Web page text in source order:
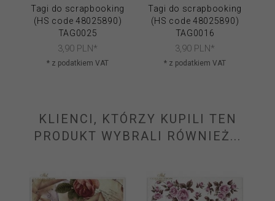
Tagi do scrapbooking
(HS code 48025890)
TAG0025
3,90 PLN*
* z podatkiem VAT
Tagi do scrapbooking
(HS code 48025890)
TAG0016
3,90 PLN*
* z podatkiem VAT
KLIENCI, KTÓRZY KUPILI TEN
PRODUKT WYBRALI RÓWNIEŻ...